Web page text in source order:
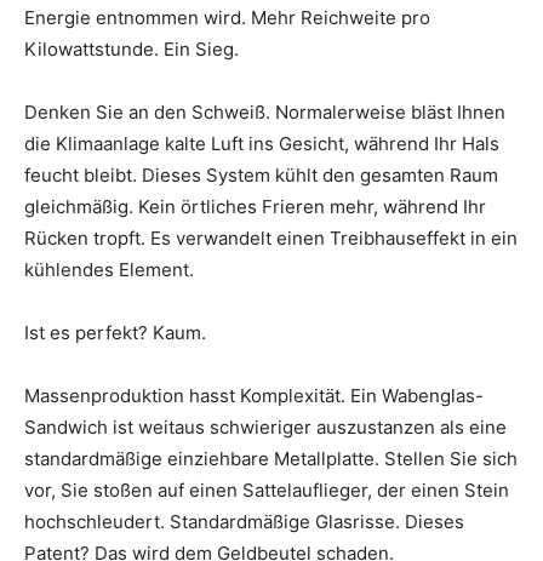
Energie entnommen wird. Mehr Reichweite pro
Kilowattstunde. Ein Sieg.
Denken Sie an den Schweiß. Normalerweise bläst Ihnen
die Klimaanlage kalte Luft ins Gesicht, während Ihr Hals
feucht bleibt. Dieses System kühlt den gesamten Raum
gleichmäßig. Kein örtliches Frieren mehr, während Ihr
Rücken tropft. Es verwandelt einen Treibhauseffekt in ein
kühlendes Element.
Ist es perfekt? Kaum.
Massenproduktion hasst Komplexität. Ein Wabenglas-
Sandwich ist weitaus schwieriger auszustanzen als eine
standardmäßige einziehbare Metallplatte. Stellen Sie sich
vor, Sie stoßen auf einen Sattelauflieger, der einen Stein
hochschleudert. Standardmäßige Glasrisse. Dieses
Patent? Das wird dem Geldbeutel schaden.